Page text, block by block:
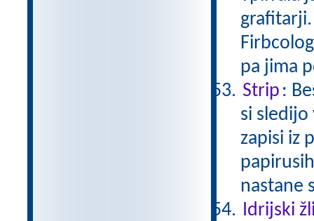
pa jima
Strip :
si
zapisi iz
Idrijski